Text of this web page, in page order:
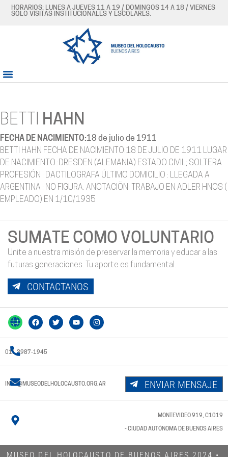
HORARIOS: LUNES A JUEVES 11 A 19 / DOMINGOS 14 A 18 / VIERNES
SÓLO VISITAS INSTITUCIONALES Y ESCOLARES.
BETTI HAHN
FECHA DE NACIMIENTO:18 de julio de 1911
BETTI HAHN FECHA DE NACIMIENTO:18 DE JULIO DE 1911 LUGAR
DE NACIMIENTO.:DRESDEN (ALEMANIA) ESTADO CIVIL; SOLTERA
PROFESIÓN : DACTILOGRAFA ÚLTIMO DOMICILIO : LLEGADA A
ARGENTINA : NO FIGURA. ANOTACIÖN: TRABAJO EN ADLER HNOS (
EMPLEADO) EN 1/10/1935
SUMATE COMO VOLUNTARIO
Unite a nuestra misión de preservar la memoria y educar a las
futuras generaciones. Tu aporte es fundamental.
CONTACTANOS
011 3987-1945
INFO@MUSEODELHOLOCAUSTO.ORG.AR ENVIAR MENSAJE
MONTEVIDEO 919, C1019
- CIUDAD AUTÓNOMA DE BUENOS AIRES